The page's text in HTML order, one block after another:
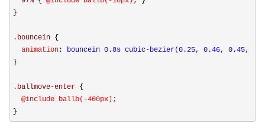
}
.bouncein {
  animation
:
bouncein 0.8s cubic-bezier(0.25, 0.46, 0.45,
}
.ballmove-enter {
}